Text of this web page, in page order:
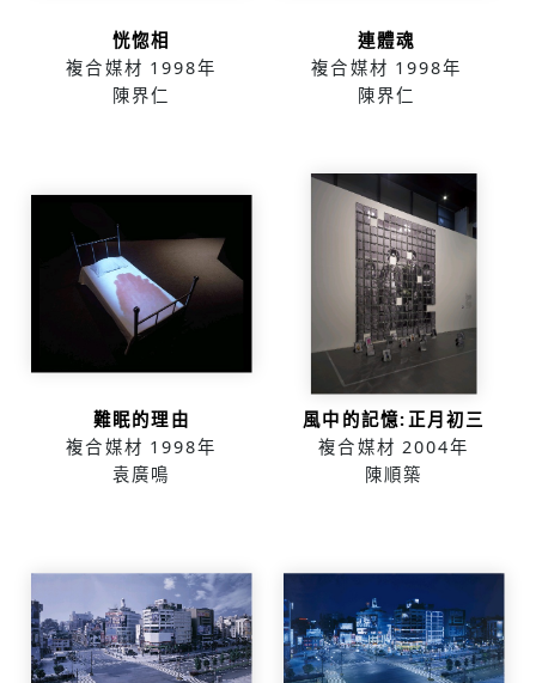
恍惚相
複合媒材 1998年
陳界仁
連體魂
複合媒材 1998年
陳界仁
難眠的理由
複合媒材 1998年
袁廣鳴
風中的記憶:正月初三
複合媒材 2004年
陳順築